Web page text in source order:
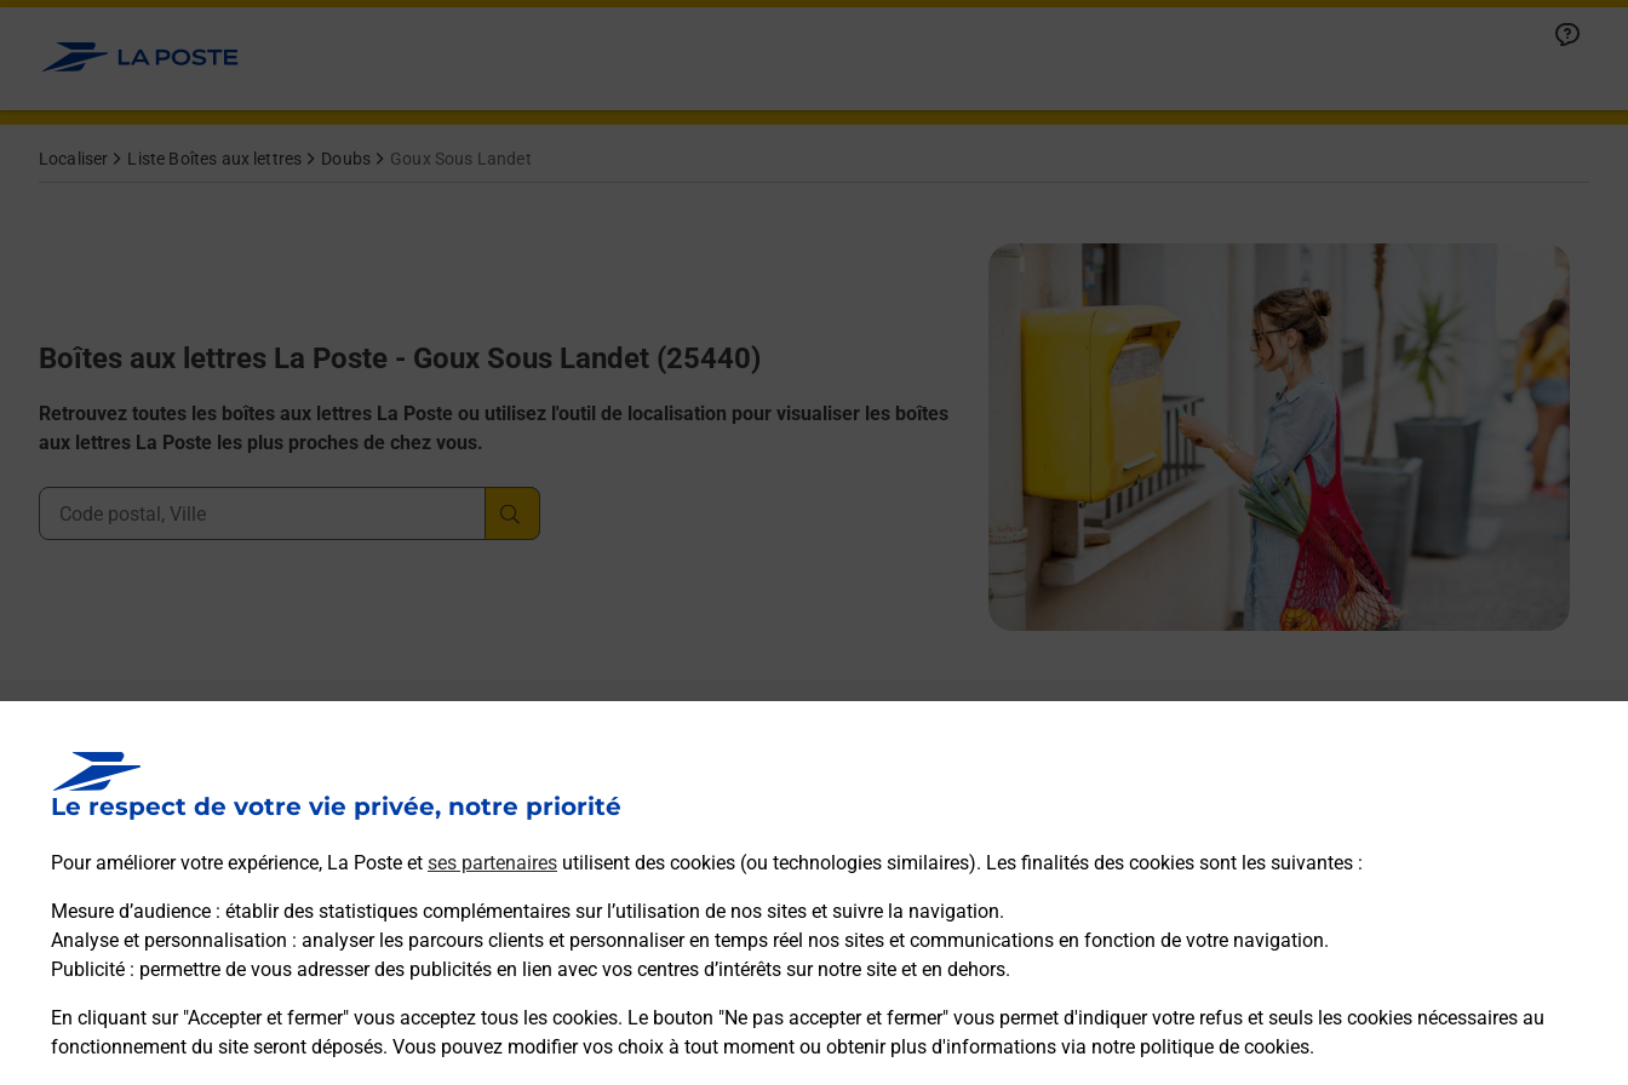
Le respect de votre vie privée, notre priorité
Pour améliorer votre expérience, La Poste et ses partenaires utilisent des cookies (ou technologies similaires). Les finalités des cookies sont les suivantes :
Mesure d’audience : établir des statistiques complémentaires sur l’utilisation de nos sites et suivre la navigation.
Analyse et personnalisation : analyser les parcours clients et personnaliser en temps réel nos sites et communications en fonction de votre navigation.
Publicité : permettre de vous adresser des publicités en lien avec vos centres d’intérêts sur notre site et en dehors.
En cliquant sur "Accepter et fermer" vous acceptez tous les cookies. Le bouton "Ne pas accepter et fermer" vous permet d'indiquer votre refus et seuls les cookies nécessaires au
fonctionnement du site seront déposés. Vous pouvez modifier vos choix à tout moment ou obtenir plus d'informations via notre politique de cookies.
Allez au contenu
Localiser Liste Boîtes aux lettres Doubs Goux Sous Landet
Boîtes aux lettres La Poste - Goux Sous Landet (25440)
Retrouvez toutes les boîtes aux lettres La Poste ou utilisez l'outil de localisation pour visualiser les boîtes
aux lettres La Poste les plus proches de chez vous.
Ville, Département, Code Postal
Boîte aux lettres La Poste
Prochaine collecte du courrier lundià 08h00
3 Rue De La Fromagerie
Itinéraire